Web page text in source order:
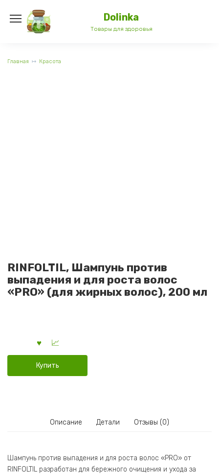
содержанию
Dolinka
Товары для здоровья
Главная Красота
RINFOLTIL, Шампунь против
выпадения и для роста волос
«PRO» (для жирных волос), 200 мл
Купить
Описание Детали Отзывы (0)
Шампунь против выпадения и для роста волос «PRO» от
RINFOLTIL разработан для бережного очищения и ухода за